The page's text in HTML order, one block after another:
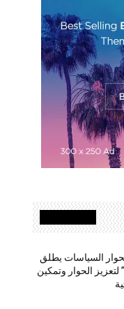
السياسات يطلق
لتعزيز الحوار وتمكين